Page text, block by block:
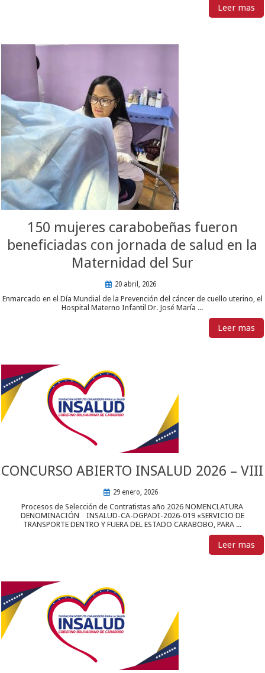
Leer mas
150 mujeres carabobeñas fueron
beneficiadas con jornada de salud en la
Maternidad del Sur
20 abril, 2026
Enmarcado en el Día Mundial de la Prevención del cáncer de cuello uterino, el
Hospital Materno Infantil Dr. José María ...
Leer mas
CONCURSO ABIERTO INSALUD 2026 – VIII
29 enero, 2026
Procesos de Selección de Contratistas año 2026 NOMENCLATURA
DENOMINACIÓN INSALUD-CA-DGPADI-2026-019 «SERVICIO DE
TRANSPORTE DENTRO Y FUERA DEL ESTADO CARABOBO, PARA ...
Leer mas